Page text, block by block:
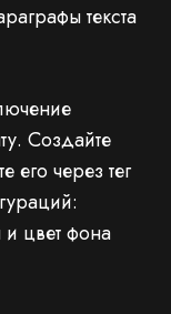
текста
Создайте
его через тег
цвет фона